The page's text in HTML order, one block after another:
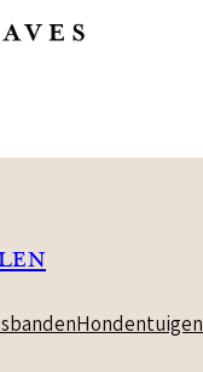
Hondentuigen